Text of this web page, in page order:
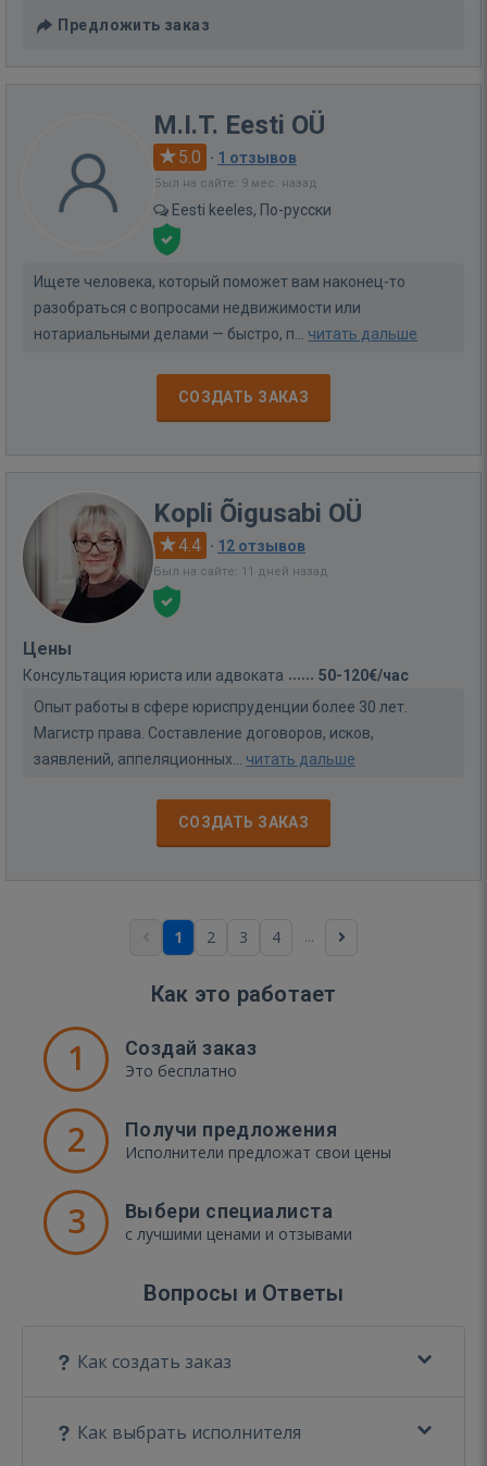
Предложить заказ
M.I.T. Eesti OÜ
5.0 · 1 отзывов
Был на сайте: 9 мес. назад
Eesti keeles, По-русски
Ищете человека, который поможет вам наконец-то
разобраться с вопросами недвижимости или
нотариальными делами — быстро, п... читать дальше
СОЗДАТЬ ЗАКАЗ
Kopli Õigusabi OÜ
4.4 · 12 отзывов
Был на сайте: 11 дней назад
Цены
Консультация юриста или адвоката
50-120€/час
Опыт работы в сфере юриспруденции более 30 лет.
Магистр права. Составление договоров, исков,
заявлений, аппеляционных... читать дальше
СОЗДАТЬ ЗАКАЗ
1 2 3 4 ...
Как это работает
1 Создай заказ
Это бесплатно
2 Получи предложения
Исполнители предложат свои цены
3 Выбери специалиста
с лучшими ценами и отзывами
Вопросы и Ответы
Как создать заказ
Как выбрать исполнителя